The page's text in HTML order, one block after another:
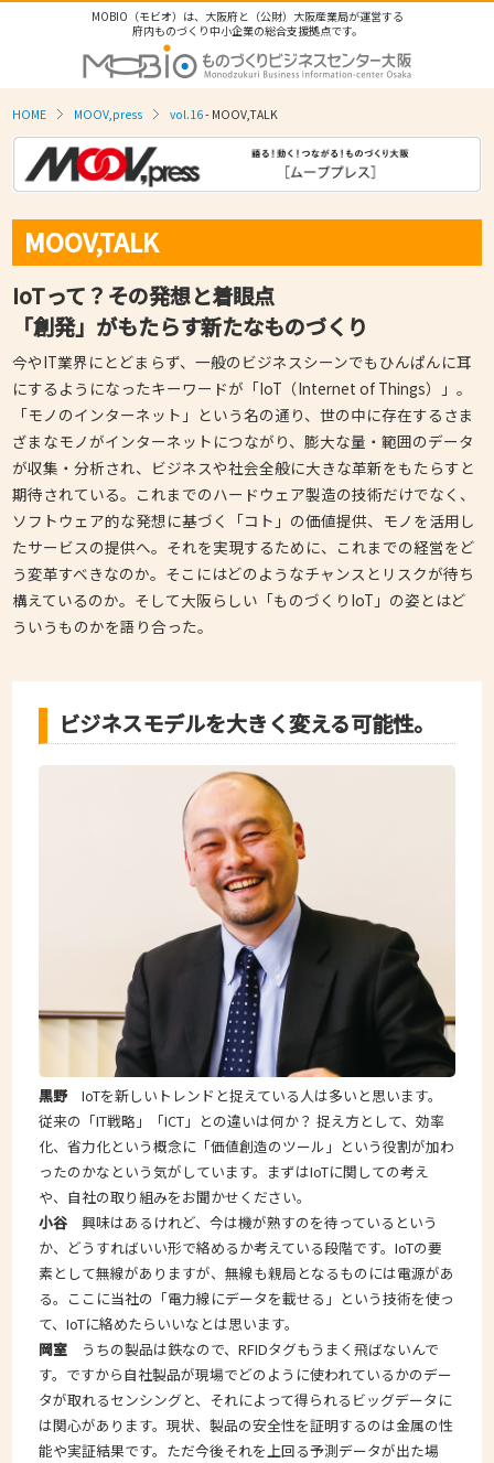
MOBIO（モビオ）は、大阪府と（公財）大阪産業局が運営する
府内ものづくり中小企業の総合支援拠点です。
HOME MOOV,press vol.16- MOOV,TALK
MOOV,TALK
IoTって？その発想と着眼点
「創発」がもたらす新たなものづくり
今やIT業界にとどまらず、一般のビジネスシーンでもひんぱんに耳
にするようになったキーワードが「IoT（Internet of Things）」。
「モノのインターネット」という名の通り、世の中に存在するさま
ざまなモノがインターネットにつながり、膨大な量・範囲のデータ
が収集・分析され、ビジネスや社会全般に大きな革新をもたらすと
期待されている。これまでのハードウェア製造の技術だけでなく、
ソフトウェア的な発想に基づく「コト」の価値提供、モノを活用し
たサービスの提供へ。それを実現するために、これまでの経営をど
う変革すべきなのか。そこにはどのようなチャンスとリスクが待ち
構えているのか。そして大阪らしい「ものづくりIoT」の姿とはど
ういうものかを語り合った。
ビジネスモデルを大きく変える可能性。
黒野IoTを新しいトレンドと捉えている人は多いと思います。
従来の「IT戦略」「ICT」との違いは何か？ 捉え方として、効率
化、省力化という概念に「価値創造のツール」という役割が加わ
ったのかなという気がしています。まずはIoTに関しての考え
や、自社の取り組みをお聞かせください。
小谷興味はあるけれど、今は機が熟すのを待っているという
か、どうすればいい形で絡めるか考えている段階です。IoTの要
素として無線がありますが、無線も親局となるものには電源があ
る。ここに当社の「電力線にデータを載せる」という技術を使っ
て、IoTに絡めたらいいなとは思います。
岡室 うちの製品は鉄なので、RFIDタグもうまく飛ばないんで
す。ですから自社製品が現場でどのように使われているかのデー
タが取れるセンシングと、それによって得られるビッグデータに
は関心があります。現状、製品の安全性を証明するのは金属の性
能や実証結果です。ただ今後それを上回る予測データが出た場